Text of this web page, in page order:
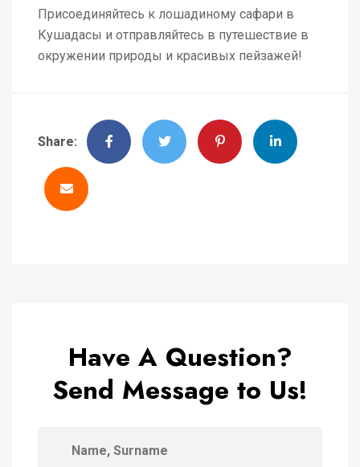
Присоединяйтесь к лошадиному сафари в
Кушадасы и отправляйтесь в путешествие в
окружении природы и красивых пейзажей!
Share:
Have A Question?
Send Message to Us!